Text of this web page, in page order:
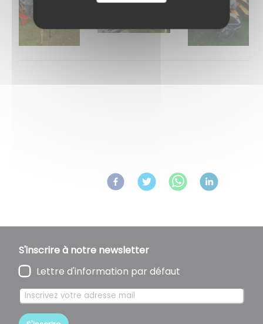
S'inscrire à notre newsletter
Lettre d'information par défaut